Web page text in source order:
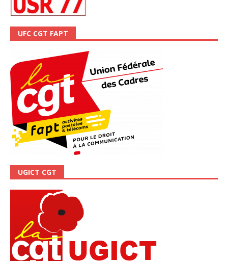
UFC CGT FAPT
UGICT CGT